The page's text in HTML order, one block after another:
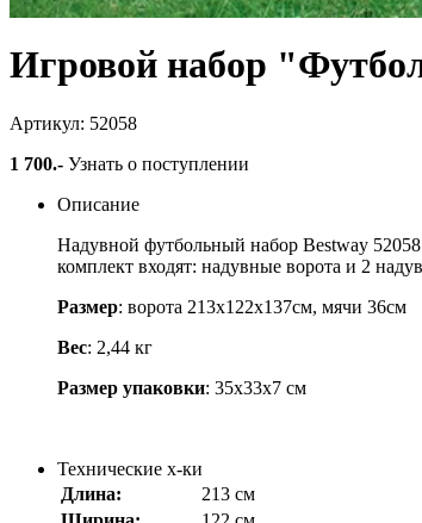
Игровой набор
Артикул: 52058
1 700.- Узнать о поступлении
Описание
Надувной футбольный набор Bestway 52058
комплект входят: надувные ворота и 2
Размер: ворота 213х122х137см, мячи 36см
Вес: 2,44 кг
Размер упаковки: 35х33х7 см
Технические х-ки
Длина:
213 см